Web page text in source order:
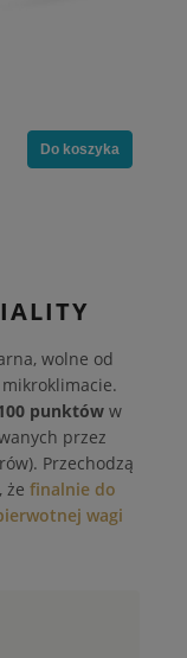
Do koszyka
wolne od
punktóww
przez
Przechodzą
że finalnie do
wagi